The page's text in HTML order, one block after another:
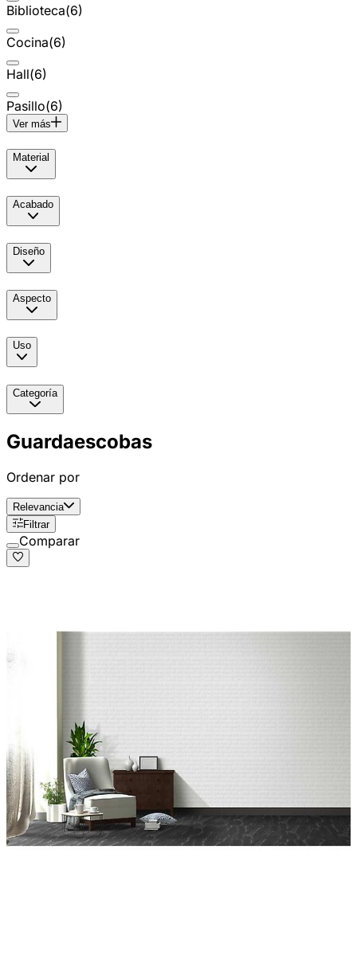
Biblioteca(6)
Cocina(6)
Hall(6)
Pasillo(6)
Ver más
Material
Acabado
Diseño
Aspecto
Uso
Categoría
Guardaescobas
Ordenar por
Relevancia
Filtrar
Comparar